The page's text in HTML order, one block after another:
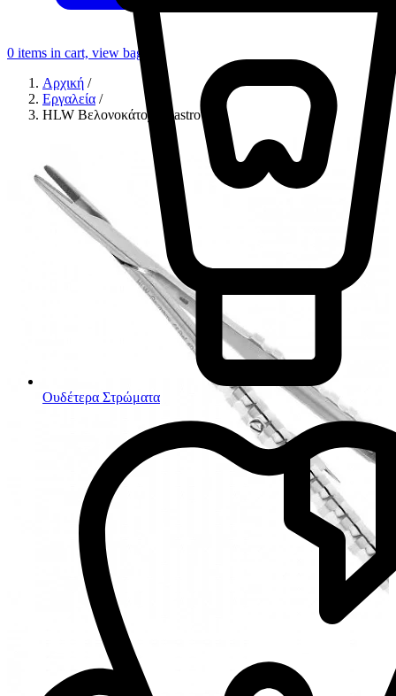
Ουδέτερα Στρώματα
0 items in cart, view bag
Αρχική /
Εργαλεία /
HLW Βελονοκάτοχο Castroviejo